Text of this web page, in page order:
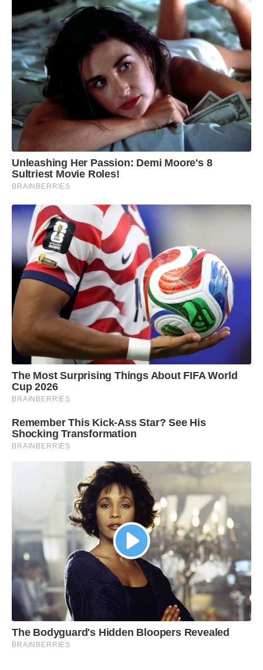
Unleashing Her Passion: Demi Moore's 8
Sultriest Movie Roles!
BRAINBERRIES
The Most Surprising Things About FIFA World
Cup 2026
BRAINBERRIES
Remember This Kick-Ass Star? See His
Shocking Transformation
BRAINBERRIES
The Bodyguard's Hidden Bloopers Revealed
BRAINBERRIES